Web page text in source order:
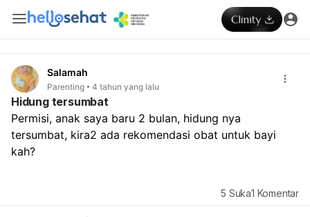
Salamah
Parenting 4 tahun yang lalu
Hidung tersumbat
Permisi, anak saya baru 2 bulan, hidung nya
tersumbat, kira2 ada rekomendasi obat untuk bayi
kah?
5 Suka1 Komentar